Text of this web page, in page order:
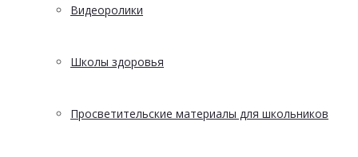
Видеоролики
Школы здоровья
Просветительские материалы для школьников